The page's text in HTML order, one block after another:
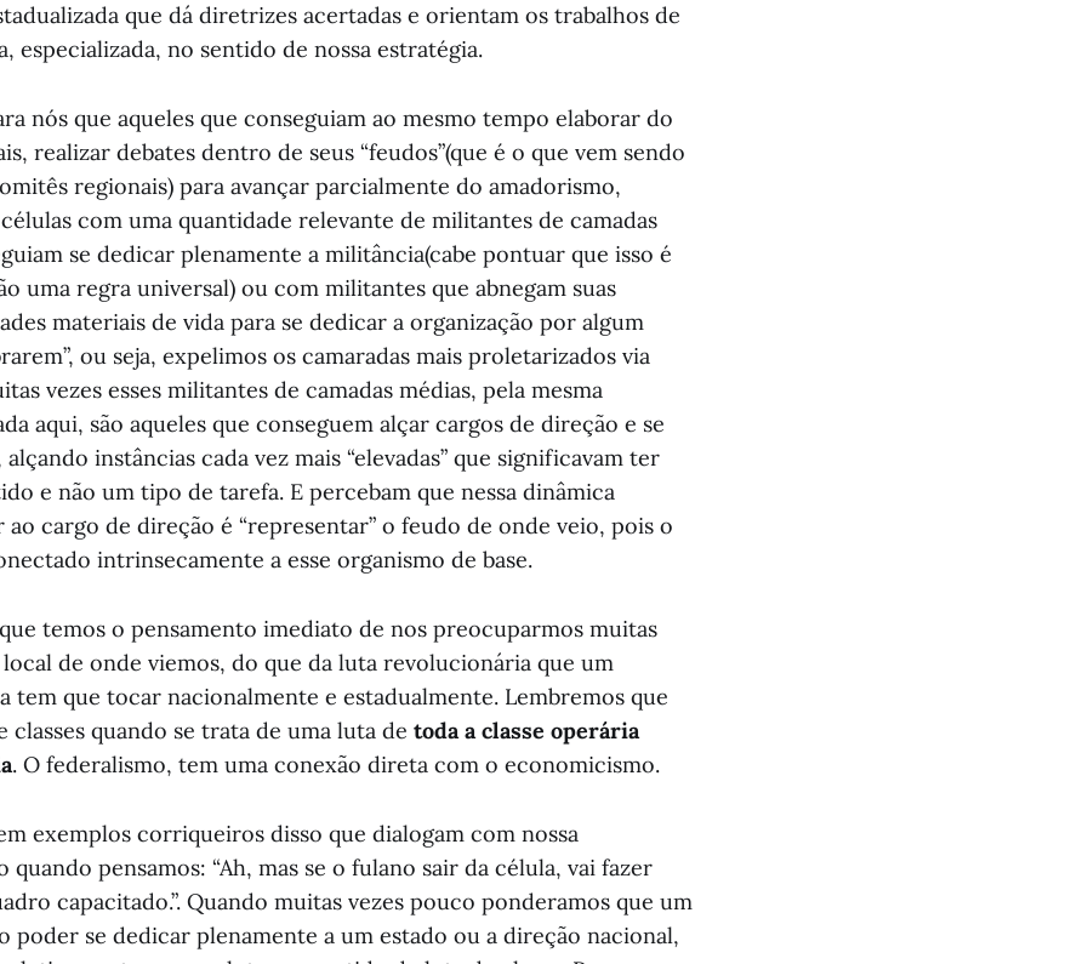
que dá diretrizes acertadas e orientam os trabalhos de
especializada, no sentido de nossa estratégia.
nós que aqueles que conseguiam ao mesmo tempo elaborar do
realizar debates dentro de seus “feudos”(que é o que vem sendo
regionais) para avançar parcialmente do amadorismo,
com uma quantidade relevante de militantes de camadas
se dedicar plenamente a militância(cabe pontuar que isso é
uma regra universal) ou com militantes que abnegam suas
materiais de vida para se dedicar a organização por algum
ou seja, expelimos os camaradas mais proletarizados via
vezes esses militantes de camadas médias, pela mesma
aqui, são aqueles que conseguem alçar cargos de direção e se
instâncias cada vez mais “elevadas” que significavam ter
e não um tipo de tarefa. E percebam que nessa dinâmica
ao cargo de direção é “representar” o feudo de onde veio, pois o
intrinsecamente a esse organismo de base.
temos o pensamento imediato de nos preocuparmos muitas
de onde viemos, do que da luta revolucionária que um
tem que tocar nacionalmente e estadualmente. Lembremos que
classes quando se trata de uma luta de toda a classe operária
. O federalismo, tem uma conexão direta com o economicismo.
exemplos corriqueiros disso que dialogam com nossa
pensamos: “Ah, mas se o fulano sair da célula, vai fazer
capacitado.”. Quando muitas vezes pouco ponderamos que um
poder se dedicar plenamente a um estado ou a direção nacional,